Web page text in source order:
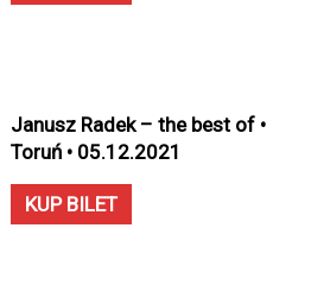
Janusz Radek – the best of •
Toruń • 05.12.2021
KUP BILET